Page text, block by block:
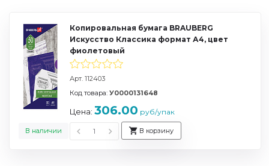
Копировальная бумага BRAUBERG
Искусство Классика формат А4, цвет
фиолетовый
Арт. 112403
В наличии
Код товара: У0000131648
Цена: 306.00 руб/упак
В корзину